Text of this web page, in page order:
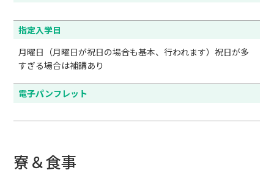
指定入学日
月曜日（月曜日が祝日の場合も基本、行われます）祝日が多
すぎる場合は補講あり
電子パンフレット
寮＆食事